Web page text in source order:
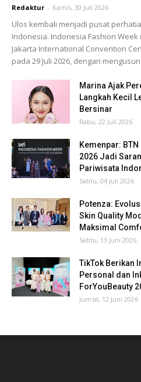
Redaktur - Kamis, 30 Juli 2026
Ulos kembali menjadi pusat
Indonesia. Indonesia Fashion Week
Jakarta International Convention
pada 29 Juli 2026, dengan
Marina Ajak
Langkah Kecil
Bersinar
Rabu, 22 Juli 2026
Kemenpar:
2026 Jadi
Pariwisata
Sabtu, 04 Juli 2026
Potenza:
Skin Quality
Maksimal
Sabtu, 13 Juni 2026
TikTok Berikan
Personal dan
ForYouBeauty
Jum'at, 12 Juni 2026